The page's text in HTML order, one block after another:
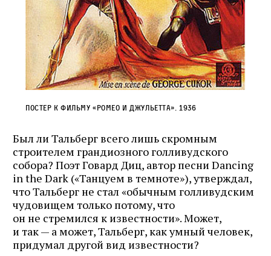
Постер к фильму «Ромео и Джульетта». 1936
Был ли Тальберг всего лишь скромным
строителем грандиозного голливудского
собора? Поэт Говард Диц, автор песни Dancing
in the Dark («Танцуем в темноте»), утверждал,
что Тальберг не стал «обычным голливудским
чудовищем только потому, что
он не стремился к известности». Может,
и так — а может, Тальберг, как умный человек,
придумал другой вид известности?